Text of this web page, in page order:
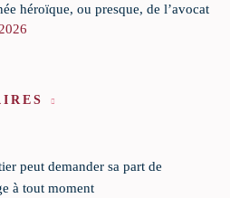
héroïque, ou presque, de l’avocat
peut demander sa part de
à tout moment